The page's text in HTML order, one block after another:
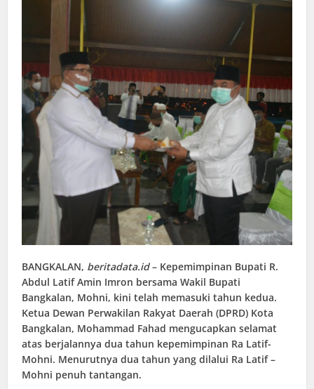
BANGKALAN, beritadata.id– Kepemimpinan Bupati R.
Abdul Latif Amin Imron bersama Wakil Bupati
Bangkalan, Mohni, kini telah memasuki tahun kedua.
Ketua Dewan Perwakilan Rakyat Daerah (DPRD) Kota
Bangkalan, Mohammad Fahad mengucapkan selamat
atas berjalannya dua tahun kepemimpinan Ra Latif-
Mohni. Menurutnya dua tahun yang dilalui Ra Latif –
Mohni penuh tantangan.